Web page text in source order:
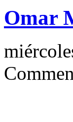
Omar